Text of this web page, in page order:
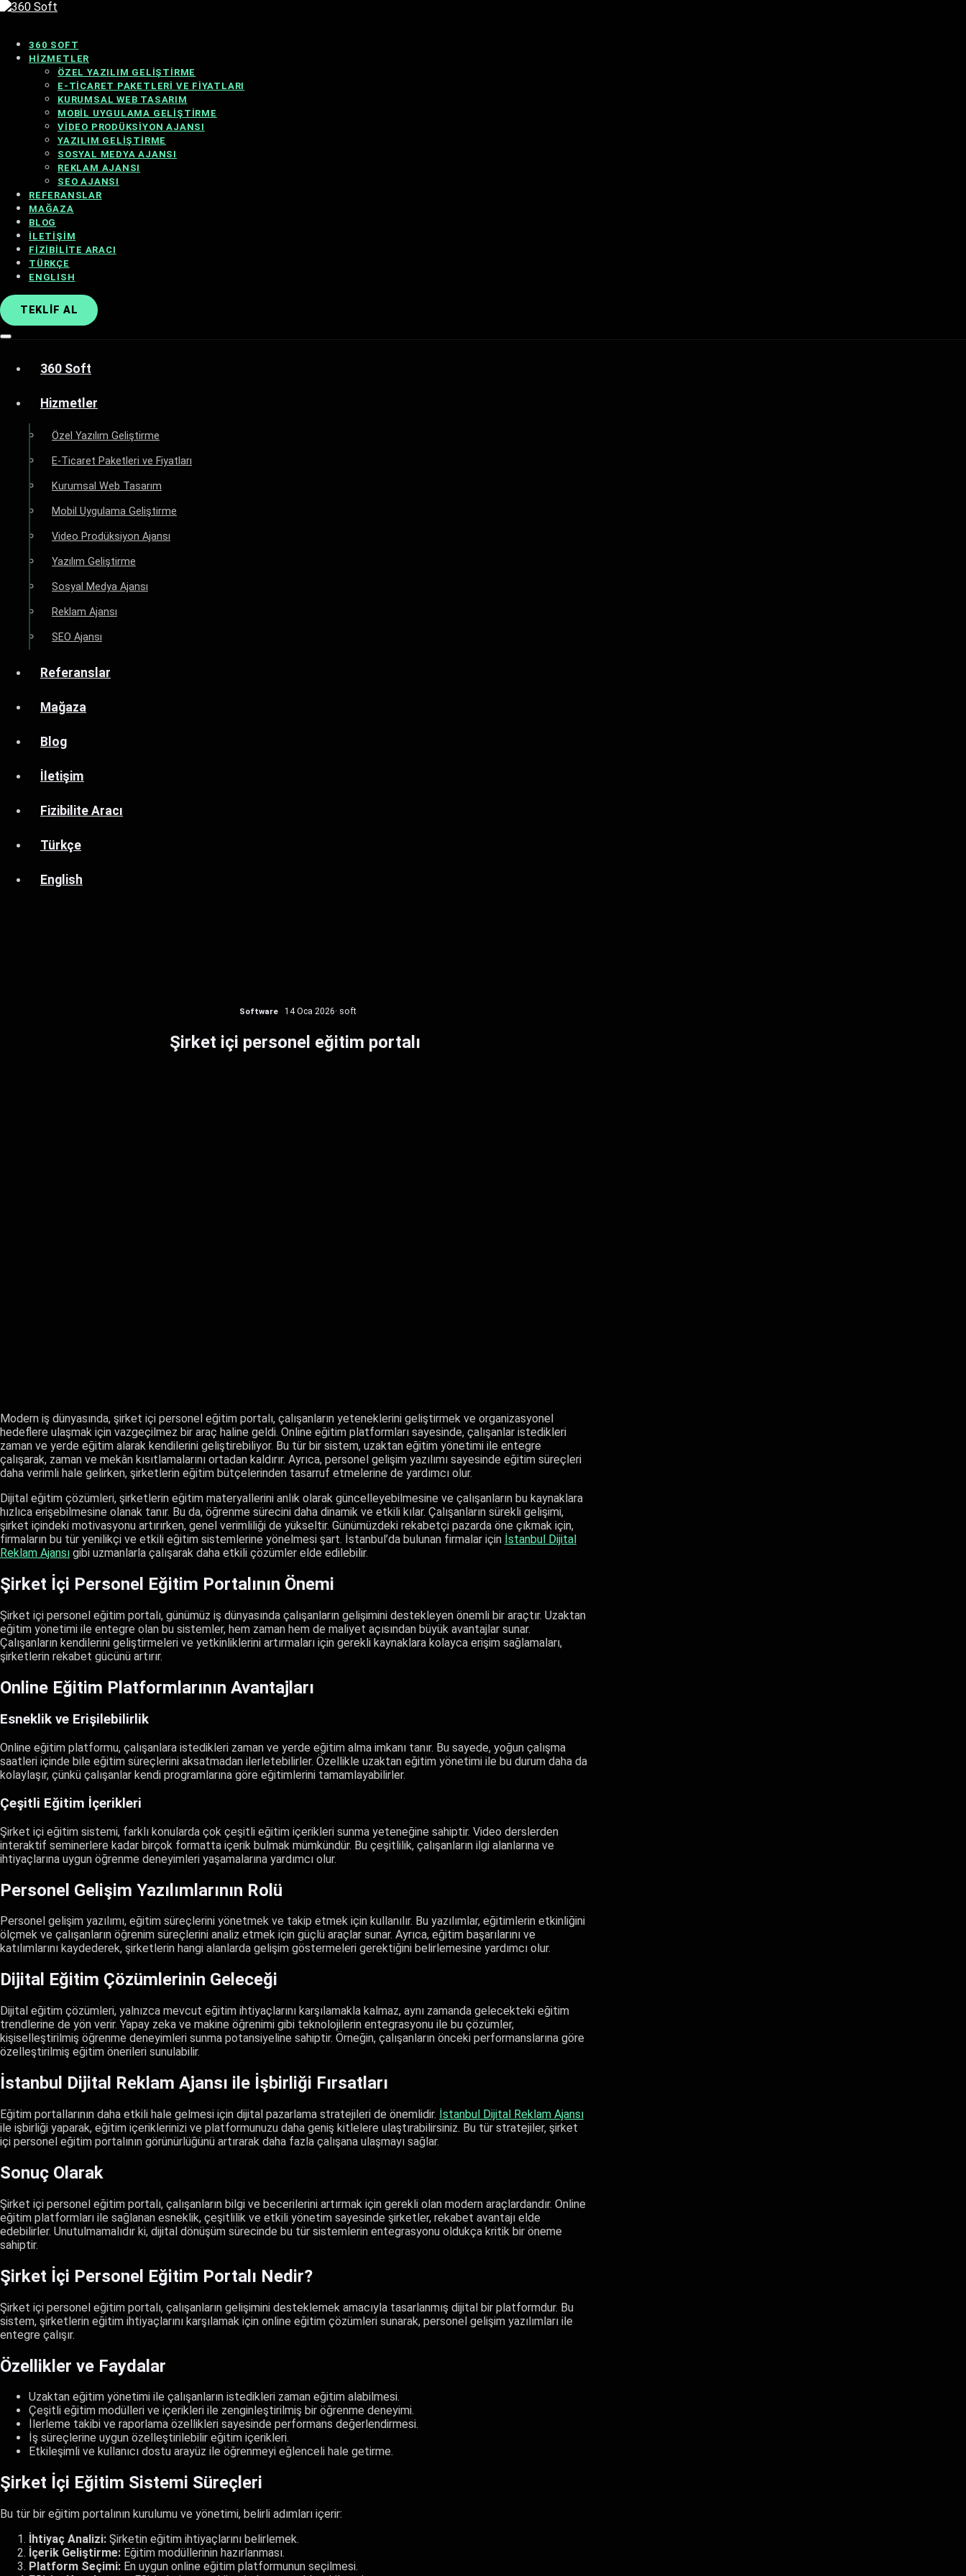
360 SOFT
HIZMETLER
ÖZEL YAZILIM GELIŞTIRME
E-TICARET PAKETLERI VE FIYATLARI
KURUMSAL WEB TASARIM
MOBIL UYGULAMA GELIŞTIRME
VIDEO PRODÜKSIYON AJANSI
YAZILIM GELIŞTIRME
SOSYAL MEDYA AJANSI
REKLAM AJANSI
SEO AJANSI
REFERANSLAR
MAĞAZA
BLOG
İLETIŞIM
FIZIBILITE ARACI
TÜRKÇE
ENGLISH
TEKLIF AL
360 Soft
Hizmetler
Özel Yazılım Geliştirme
E-Ticaret Paketleri ve Fiyatları
Kurumsal Web Tasarım
Mobil Uygulama Geliştirme
Video Prodüksiyon Ajansı
Yazılım Geliştirme
Sosyal Medya Ajansı
Reklam Ajansı
SEO Ajansı
Referanslar
Mağaza
Blog
İletişim
Fizibilite Aracı
Türkçe
English
Software 14 Oca 2026· soft
Şirket içi personel eğitim portalı
Modern iş dünyasında, şirket içi personel eğitim portalı, çalışanların yeteneklerini geliştirmek ve organizasyonel
hedeflere ulaşmak için vazgeçilmez bir araç haline geldi. Online eğitim platformları sayesinde, çalışanlar istedikleri
zaman ve yerde eğitim alarak kendilerini geliştirebiliyor. Bu tür bir sistem, uzaktan eğitim yönetimi ile entegre
çalışarak, zaman ve mekân kısıtlamalarını ortadan kaldırır. Ayrıca, personel gelişim yazılımı sayesinde eğitim süreçleri
daha verimli hale gelirken, şirketlerin eğitim bütçelerinden tasarruf etmelerine de yardımcı olur.
Dijital eğitim çözümleri, şirketlerin eğitim materyallerini anlık olarak güncelleyebilmesine ve çalışanların bu kaynaklara
hızlıca erişebilmesine olanak tanır. Bu da, öğrenme sürecini daha dinamik ve etkili kılar. Çalışanların sürekli gelişimi,
şirket içindeki motivasyonu artırırken, genel verimliliği de yükseltir. Günümüzdeki rekabetçi pazarda öne çıkmak için,
firmaların bu tür yenilikçi ve etkili eğitim sistemlerine yönelmesi şart. İstanbul’da bulunan firmalar için İstanbul Dijital
Reklam Ajansı gibi uzmanlarla çalışarak daha etkili çözümler elde edilebilir.
Şirket İçi Personel Eğitim Portalının Önemi
Şirket içi personel eğitim portalı, günümüz iş dünyasında çalışanların gelişimini destekleyen önemli bir araçtır. Uzaktan
eğitim yönetimi ile entegre olan bu sistemler, hem zaman hem de maliyet açısından büyük avantajlar sunar.
Çalışanların kendilerini geliştirmeleri ve yetkinliklerini artırmaları için gerekli kaynaklara kolayca erişim sağlamaları,
şirketlerin rekabet gücünü artırır.
Online Eğitim Platformlarının Avantajları
Esneklik ve Erişilebilirlik
Online eğitim platformu, çalışanlara istedikleri zaman ve yerde eğitim alma imkanı tanır. Bu sayede, yoğun çalışma
saatleri içinde bile eğitim süreçlerini aksatmadan ilerletebilirler. Özellikle uzaktan eğitim yönetimi ile bu durum daha da
kolaylaşır, çünkü çalışanlar kendi programlarına göre eğitimlerini tamamlayabilirler.
Çeşitli Eğitim İçerikleri
Şirket içi eğitim sistemi, farklı konularda çok çeşitli eğitim içerikleri sunma yeteneğine sahiptir. Video derslerden
interaktif seminerlere kadar birçok formatta içerik bulmak mümkündür. Bu çeşitlilik, çalışanların ilgi alanlarına ve
ihtiyaçlarına uygun öğrenme deneyimleri yaşamalarına yardımcı olur.
Personel Gelişim Yazılımlarının Rolü
Personel gelişim yazılımı, eğitim süreçlerini yönetmek ve takip etmek için kullanılır. Bu yazılımlar, eğitimlerin etkinliğini
ölçmek ve çalışanların öğrenim süreçlerini analiz etmek için güçlü araçlar sunar. Ayrıca, eğitim başarılarını ve
katılımlarını kaydederek, şirketlerin hangi alanlarda gelişim göstermeleri gerektiğini belirlemesine yardımcı olur.
Dijital Eğitim Çözümlerinin Geleceği
Dijital eğitim çözümleri, yalnızca mevcut eğitim ihtiyaçlarını karşılamakla kalmaz, aynı zamanda gelecekteki eğitim
trendlerine de yön verir. Yapay zeka ve makine öğrenimi gibi teknolojilerin entegrasyonu ile bu çözümler,
kişiselleştirilmiş öğrenme deneyimleri sunma potansiyeline sahiptir. Örneğin, çalışanların önceki performanslarına göre
özelleştirilmiş eğitim önerileri sunulabilir.
İstanbul Dijital Reklam Ajansı ile İşbirliği Fırsatları
Eğitim portallarının daha etkili hale gelmesi için dijital pazarlama stratejileri de önemlidir. İstanbul Dijital Reklam Ajansı
ile işbirliği yaparak, eğitim içeriklerinizi ve platformunuzu daha geniş kitlelere ulaştırabilirsiniz. Bu tür stratejiler, şirket
içi personel eğitim portalının görünürlüğünü artırarak daha fazla çalışana ulaşmayı sağlar.
Sonuç Olarak
Şirket içi personel eğitim portalı, çalışanların bilgi ve becerilerini artırmak için gerekli olan modern araçlardandır. Online
eğitim platformları ile sağlanan esneklik, çeşitlilik ve etkili yönetim sayesinde şirketler, rekabet avantajı elde
edebilirler. Unutulmamalıdır ki, dijital dönüşüm sürecinde bu tür sistemlerin entegrasyonu oldukça kritik bir öneme
sahiptir.
Şirket İçi Personel Eğitim Portalı Nedir?
Şirket içi personel eğitim portalı, çalışanların gelişimini desteklemek amacıyla tasarlanmış dijital bir platformdur. Bu
sistem, şirketlerin eğitim ihtiyaçlarını karşılamak için online eğitim çözümleri sunarak, personel gelişim yazılımları ile
entegre çalışır.
Özellikler ve Faydalar
Uzaktan eğitim yönetimi ile çalışanların istedikleri zaman eğitim alabilmesi.
Çeşitli eğitim modülleri ve içerikleri ile zenginleştirilmiş bir öğrenme deneyimi.
İlerleme takibi ve raporlama özellikleri sayesinde performans değerlendirmesi.
İş süreçlerine uygun özelleştirilebilir eğitim içerikleri.
Etkileşimli ve kullanıcı dostu arayüz ile öğrenmeyi eğlenceli hale getirme.
Şirket İçi Eğitim Sistemi Süreçleri
Bu tür bir eğitim portalının kurulumu ve yönetimi, belirli adımları içerir:
İhtiyaç Analizi: Şirketin eğitim ihtiyaçlarını belirlemek.
İçerik Geliştirme: Eğitim modüllerinin hazırlanması.
Platform Seçimi: En uygun online eğitim platformunun seçilmesi.